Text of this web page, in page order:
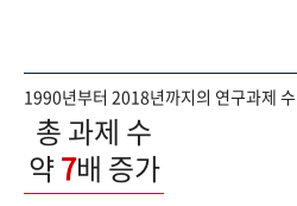
1990년부터 2018년까지의 연구과제
총 과제 수
약7배 증가